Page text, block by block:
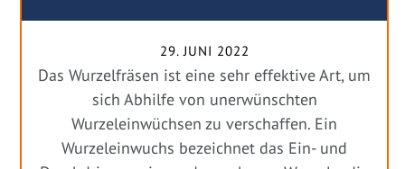
29. JUNI 2022
Das Wurzelfräsen ist eine sehr effektive Art, um
sich Abhilfe von unerwünschten
Wurzeleinwüchsen zu verschaffen. Ein
Wurzeleinwuchs bezeichnet das Ein- und